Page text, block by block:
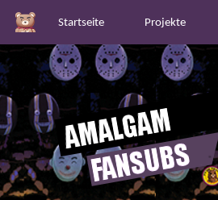
Startseite Projekte